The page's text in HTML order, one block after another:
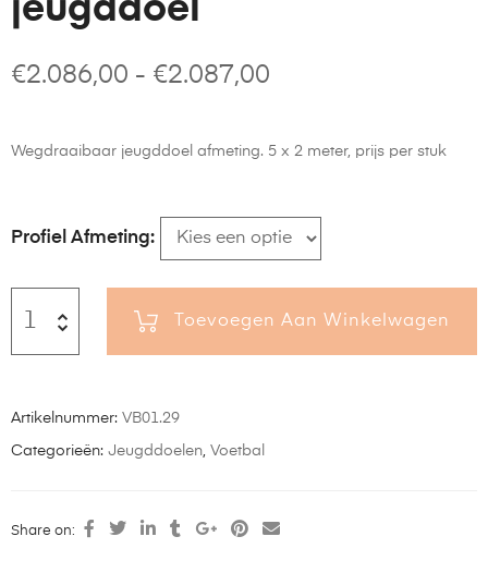
jeugddoel
€2.086,00 - €2.087,00
Wegdraaibaar jeugddoel afmeting. 5 x 2 meter, prijs per stuk
Profiel Afmeting
Toevoegen Aan Winkelwagen
Artikelnummer: VB01.29
Categorieën: Jeugddoelen, Voetbal
Share on: